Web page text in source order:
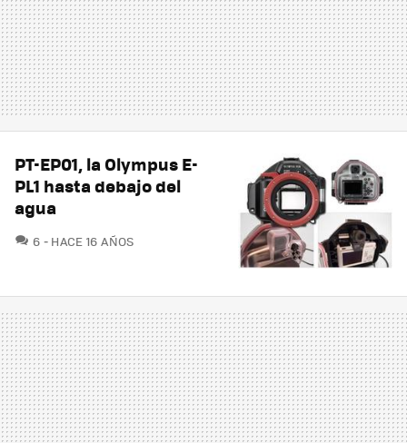
PT-EP01, la Olympus E-
PL1 hasta debajo del
agua
6 COMENTARIOS
HACE 16 AÑOS